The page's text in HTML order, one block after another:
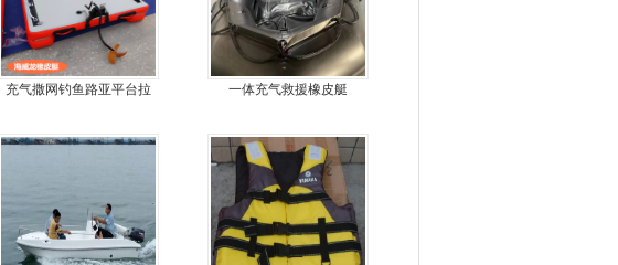
充气撒网钓鱼路亚平台拉
一体充气救援橡皮艇